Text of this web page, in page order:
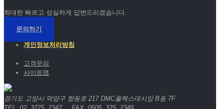
최대한 빠르고 성실하게 답변드리겠습니다.
문의하기
개인정보처리방침
고객문의
사이트맵
경기도 고양시 덕양구 향동로 217 DMC플렉스데시앙 B동 7F